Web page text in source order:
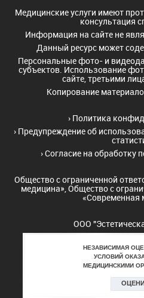
Медицинские услуги имеют
консультация
Информация на сайте не
Данный ресурс может
Персональные фото- и
субъектов. Использование
сайте, третьими
Копирование
› Политика
› Предупреждение об
›Согласие на обработку
Общество с ограниченной
медицина», Общество с
«Современная
ООО